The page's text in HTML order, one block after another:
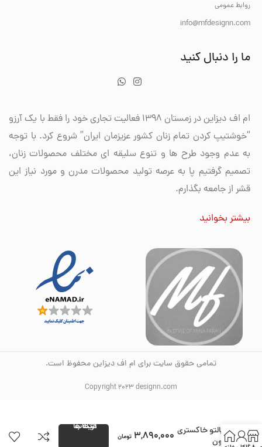
روابط عمومی
info@mfdesignn.com
ما را دنبال کنید
ام اف دیزاین در زمستان 1398 فعالیت تجاری خود را فقط با یک آرزو
“خوشتیپ کردن تمام زنان کشور عزیزمان ایران” شروع کرد. با توجه
به عدم وجود طرح ها و تنوع سلیقه ای مختلف محصولات زنان،
تصمیم گرفتیم پا به عرصه تولید محصولات مدرن و مورد نیاز این
قشر از جامعه بگذارم.
بیشتر بخوانید
تمامی حقوق سایت برای ام اف دیزاین محفوظ است.
Copyright 2023 designn.com
پالتو خاکستری
لون
3,890,000 تومان
انتخاب گزینه ها